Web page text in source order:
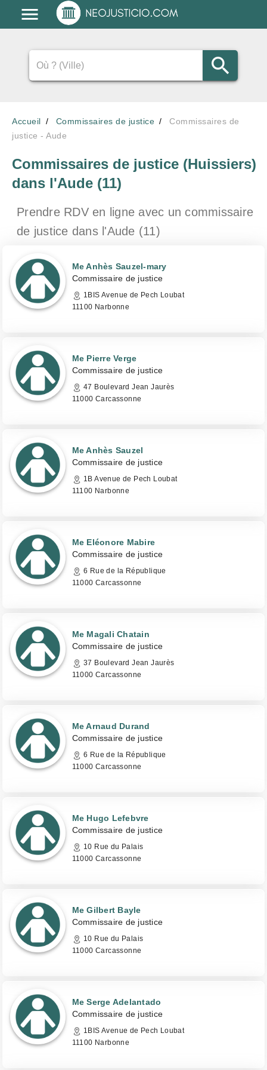
Accueil Commissaires de justice
Commissaires de
justice - Aude
Commissaires de justice (Huissiers)
dans l'Aude (11)
Prendre RDV en ligne avec un commissaire
de justice dans l'Aude (11)
Me Anhès Sauzel-mary
Commissaire de justice
1BIS Avenue de Pech Loubat
11100 Narbonne
Me Pierre Verge
Commissaire de justice
47 Boulevard Jean Jaurès
11000 Carcassonne
Me Anhès Sauzel
Commissaire de justice
1B Avenue de Pech Loubat
11100 Narbonne
Me Eléonore Mabire
Commissaire de justice
6 Rue de la République
11000 Carcassonne
Me Magali Chatain
Commissaire de justice
37 Boulevard Jean Jaurès
11000 Carcassonne
Me Arnaud Durand
Commissaire de justice
6 Rue de la République
11000 Carcassonne
Me Hugo Lefebvre
Commissaire de justice
10 Rue du Palais
11000 Carcassonne
Me Gilbert Bayle
Commissaire de justice
10 Rue du Palais
11000 Carcassonne
Me Serge Adelantado
Commissaire de justice
1BIS Avenue de Pech Loubat
11100 Narbonne